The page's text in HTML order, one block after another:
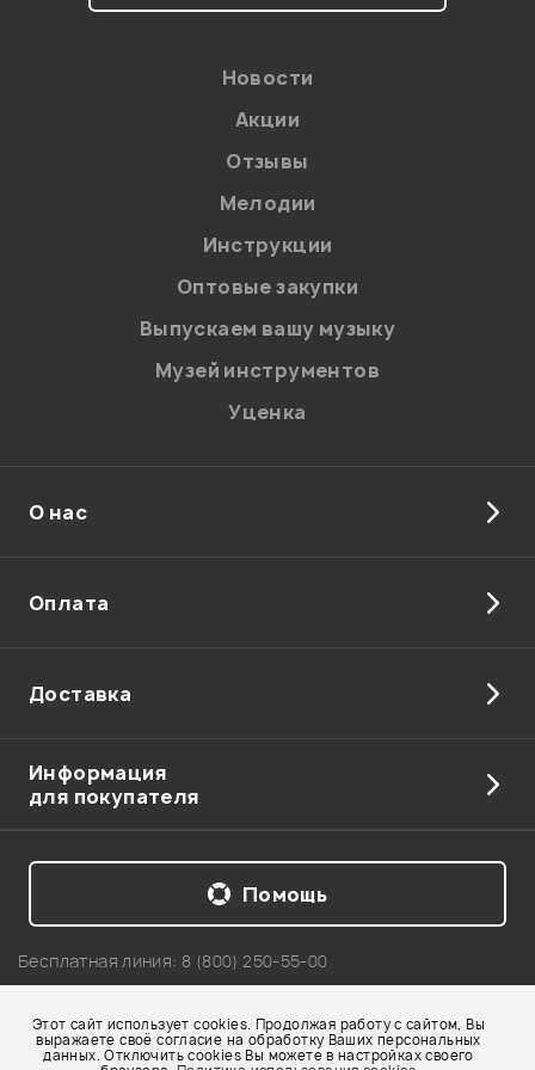
Этот сайт использует cookies. Продолжая работу с сайтом, Вы
выражаете своё согласие на обработку Ваших персональных
данных. Отключить cookies Вы можете в настройках своего
на обработку персональных данных в
Политикой в отношении обработки
персональных данных.
Введите проверочное число:
Отправить
Новости
Акции
Отзывы
Мелодии
Инструкции
Оптовые закупки
Выпускаем вашу музыку
Музей инструментов
Уценка
О нас
Оплата
Доставка
Информация
для покупателя
Бесплатная линия: 8 (800) 250-55-00
Карта сайта
© 2002-2026 Все права защищены. Использование материалов с сайта
Помощь